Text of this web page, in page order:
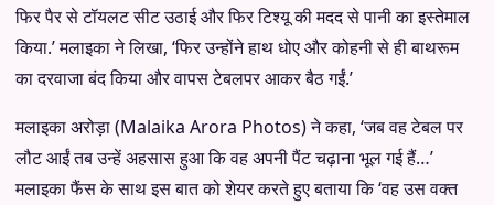
फिर पैर से टॉयलट सीट उठाई और फिर टिश्यू की मदद से पानी का इस्तेमाल
किया.’ मलाइका ने लिखा, ‘फिर उन्होंने हाथ धोए और कोहनी से ही बाथरूम
का दरवाजा बंद किया और वापस टेबलपर आकर बैठ गईं.’
मलाइका अरोड़ा (Malaika Arora Photos) ने कहा, ‘जब वह टेबल पर
लौट आईं तब उन्हें अहसास हुआ कि वह अपनी पैंट चढ़ाना भूल गई हैं…’
मलाइका फैंस के साथ इस बात को शेयर करते हुए बताया कि ‘वह उस वक्त